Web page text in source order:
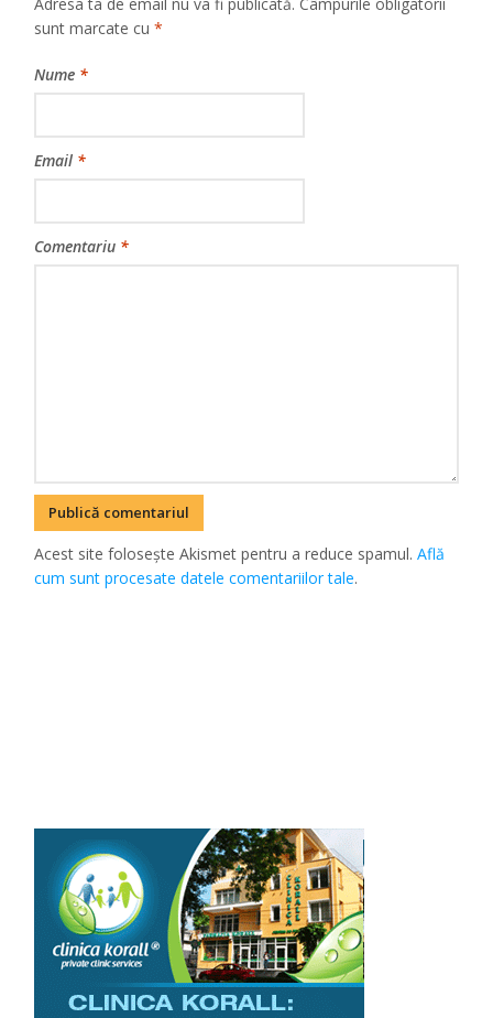
sunt marcate cu*
Nume *
Email *
Comentariu *
Acest site folosește Akismet pentru a reduce spamul.Află
cum sunt procesate datele comentariilor tale.